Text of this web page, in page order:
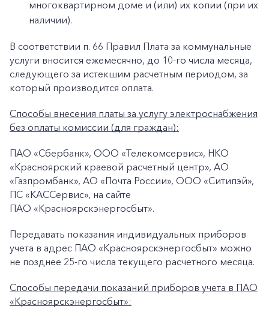
+7-800-700-24-57
Частным клиентам
Корпоративным клиентам
многоквартирном доме и (или) их копии (при их
наличии).
В соответствии п. 66 Правил Плата за коммунальные
услуги вносится ежемесячно, до 10-го числа месяца,
следующего за истекшим расчетным периодом, за
который производится оплата.
Способы внесения платы за услугу электроснабжения
без оплаты комиссии (для граждан):
ПАО «Сбербанк», ООО «Телекомсервис», НКО
«Красноярский краевой расчетный центр», АО
«Газпромбанк», АО «Почта России», ООО «Ситипэй»,
ПС «КАССервис», на сайте
ПАО «Красноярскэнергосбыт».
Передавать показания индивидуальных приборов
учета в адрес ПАО «Красноярскэнергосбыт» можно
не позднее 25-го числа текущего расчетного месяца.
Способы передачи показаний приборов учета в ПАО
«Красноярскэнергосбыт»: